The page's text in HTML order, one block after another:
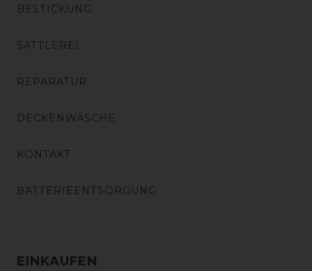
BESTICKUNG
SATTLEREI
REPARATUR
DECKENWÄSCHE
KONTAKT
BATTERIEENTSORGUNG
EINKAUFEN